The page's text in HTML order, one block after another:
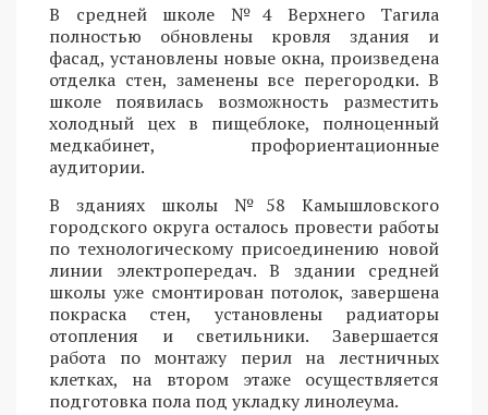
В средней школе №4 Верхнего Тагила
полностью обновлены кровля здания и
фасад, установлены новые окна, произведена
отделка стен, заменены все перегородки. В
школе появилась возможность разместить
холодный цех в пищеблоке, полноценный
медкабинет, профориентационные
аудитории.
В зданиях школы №58 Камышловского
городского округа осталось провести работы
по технологическому присоединению новой
линии электропередач. В здании средней
школы уже смонтирован потолок, завершена
покраска стен, установлены радиаторы
отопления и светильники. Завершается
работа по монтажу перил на лестничных
клетках, на втором этаже осуществляется
подготовка пола под укладку линолеума.